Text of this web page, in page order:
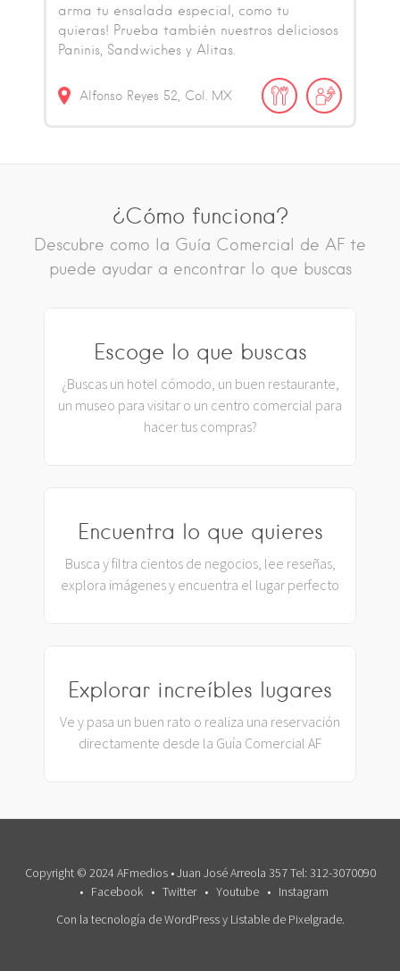
arma tu ensalada especial, como tu
quieras! Prueba también nuestros deliciosos
Paninis, Sandwiches y Alitas.
Alfonso Reyes 52 Col. MX
¿Cómo funciona?
Descubre como la Guía Comercial de AF te
puede ayudar a encontrar lo que buscas
Escoge lo que buscas
¿Buscas un hotel cómodo, un buen restaurante,
un museo para visitar o un centro comercial para
hacer tus compras?
Encuentra lo que quieres
Busca y filtra cientos de negocios, lee reseñas,
explora imágenes y encuentra el lugar perfecto
Explorar increíbles lugares
Ve y pasa un buen rato o realiza una reservación
directamente desde la Guía Comercial AF
Copyright © 2024 AFmedios • Juan José Arreola 357 Tel: 312-3070090
Facebook
Twitter Youtube
Instagram
Con la tecnología de WordPressy Listablede Pixelgrade.